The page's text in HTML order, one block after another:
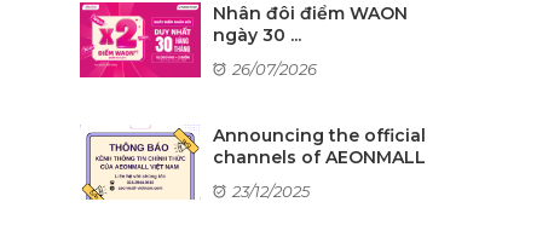
Nhân đôi điểm WAON
ngày 30 ...
26/07/2026
Announcing the official
channels of AEONMALL
23/12/2025